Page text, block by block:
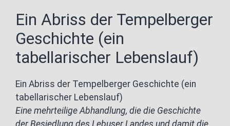
Ein Abriss der Tempelberger
Geschichte (ein
tabellarischer Lebenslauf)
Ein Abriss der Tempelberger Geschichte (ein
tabellarischer Lebenslauf)
Eine mehrteilige Abhandlung, die die Geschichte
der Besiedlung des Lebuser Landes und damit die